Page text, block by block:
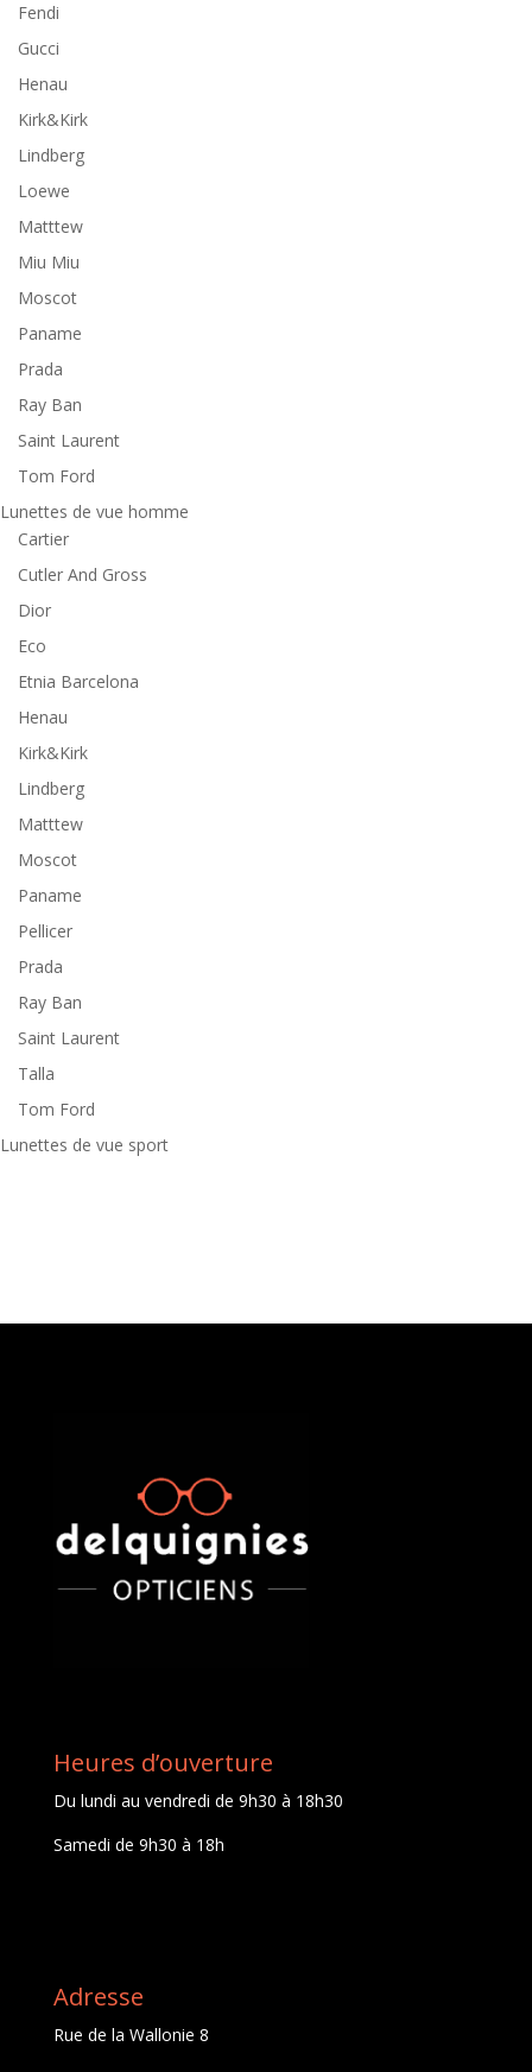
Fendi
Gucci
Henau
Kirk&Kirk
Lindberg
Loewe
Matttew
Miu Miu
Moscot
Paname
Prada
Ray Ban
Saint Laurent
Tom Ford
Lunettes de vue homme
Cartier
Cutler And Gross
Dior
Eco
Etnia Barcelona
Henau
Kirk&Kirk
Lindberg
Matttew
Moscot
Paname
Pellicer
Prada
Ray Ban
Saint Laurent
Talla
Tom Ford
Lunettes de vue sport
Heures d’ouverture
Du lundi au vendredi de 9h30 à 18h30
Samedi de 9h30 à 18h
Adresse
Rue de la Wallonie 8